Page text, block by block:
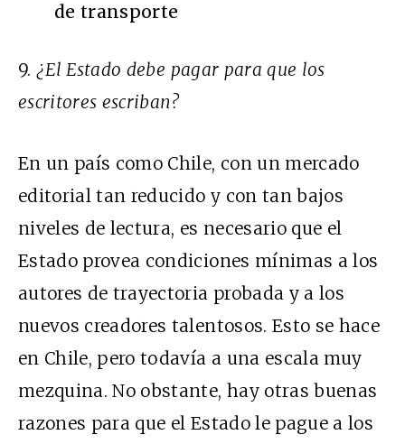
de transporte
9.¿El Estado debe pagar para que los
escritores escriban?
En un país como Chile, con un mercado
editorial tan reducido y con tan bajos
niveles de lectura, es necesario que el
Estado provea condiciones mínimas a los
autores de trayectoria probada y a los
nuevos creadores talentosos. Esto se hace
en Chile, pero todavía a una escala muy
mezquina. No obstante, hay otras buenas
razones para que el Estado le pague a los